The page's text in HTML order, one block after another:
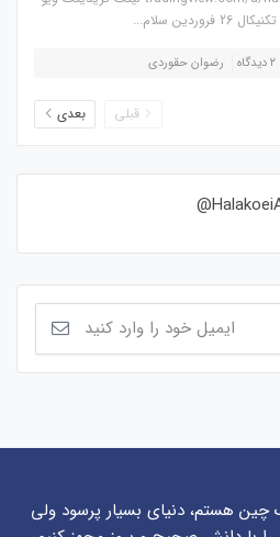
فروردین سلام...
۲ دیدگاه رضوان حقوردی
قبلی بعدی
چین هستم، دنیای بسیار پرسود ولی